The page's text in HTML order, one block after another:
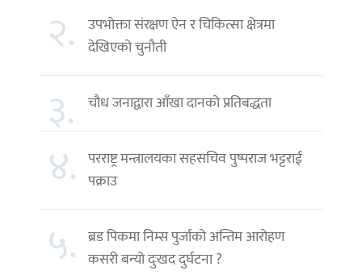
२. उपभोक्ता संरक्षण ऐन र चिकित्सा क्षेत्रमा
देखिएको चुनौती
३. चौध जनाद्वारा आँखा दानको प्रतिबद्धता
४. परराष्ट्र मन्त्रालयका सहसचिव पुष्पराज भट्टराई
पक्राउ
५. ब्रड पिकमा निम्स पुर्जाको अन्तिम आरोहण
कसरी बन्यो दुःखद दुर्घटना ?